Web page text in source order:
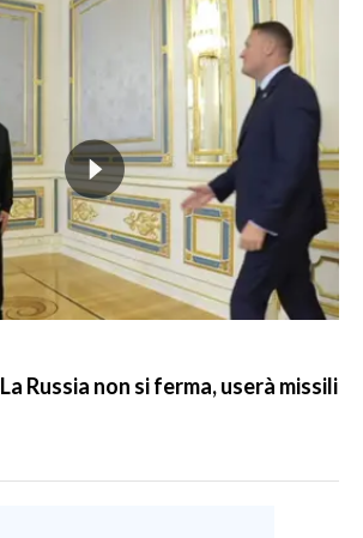
Russia non si ferma, userà missili